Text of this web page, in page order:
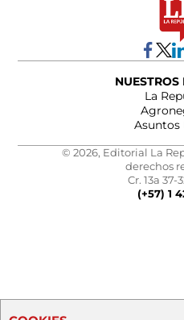
NUESTROS
La
Asuntos
© 2026, Editorial La
derechos
Cr. 13a 37-
(+57) 1